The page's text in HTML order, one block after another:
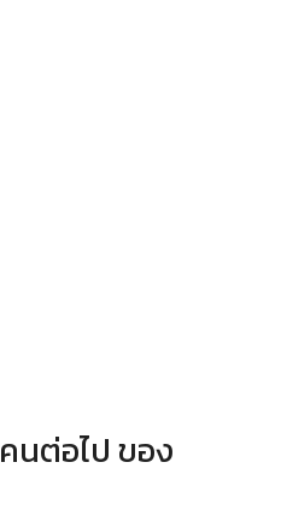
นต่อไป ของ